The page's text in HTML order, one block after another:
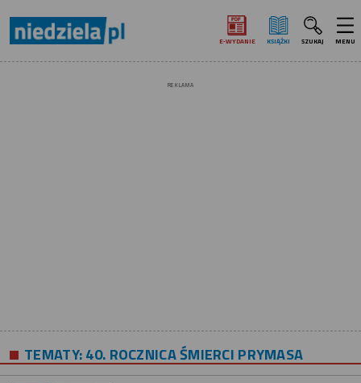
E‑WYDANIE KSIĄŻKI SZUKAJ MENU
REKLAMA
TEMATY:40. ROCZNICA ŚMIERCI PRYMASA